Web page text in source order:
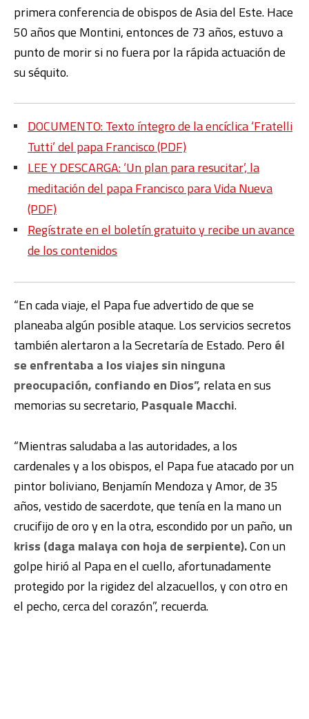
primera conferencia de obispos de Asia del Este. Hace
50 años que Montini, entonces de 73 años, estuvo a
punto de morir si no fuera por la rápida actuación de
su séquito.
DOCUMENTO: Texto íntegro de la encíclica ‘Fratelli
Tutti’ del papa Francisco (PDF)
LEE Y DESCARGA: ‘Un plan para resucitar’, la
meditación del papa Francisco para Vida Nueva
(PDF)
Regístrate en el boletín gratuito y recibe un avance
de los contenidos
“En cada viaje, el Papa fue advertido de que se
planeaba algún posible ataque. Los servicios secretos
también alertaron a la Secretaría de Estado. Pero él
se enfrentaba a los viajes sin ninguna
preocupación, confiando en Dios”, relata en sus
memorias su secretario, Pasquale Macchi.
“Mientras saludaba a las autoridades, a los
cardenales y a los obispos, el Papa fue atacado por un
pintor boliviano, Benjamín Mendoza y Amor, de 35
años, vestido de sacerdote, que tenía en la mano un
crucifijo de oro y en la otra, escondido por un paño, un
kriss (daga malaya con hoja de serpiente).Con un
golpe hirió al Papa en el cuello, afortunadamente
protegido por la rigidez del alzacuellos, y con otro en
el pecho, cerca del corazón”, recuerda.